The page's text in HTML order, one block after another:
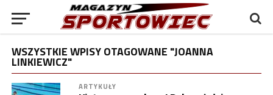
WSZYSTKIE WPISY OTAGOWANE "JOANNA
LINKIEWICZ"
ARTYKUŁY